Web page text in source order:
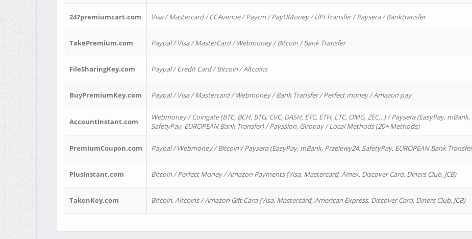
247premiumcart.com Visa / Mastercard / CCAvenue / Paytm / PayUMoney / UPi Transfer / Paysera / Banktransfer
TakePremium.com Paypal / Visa / MasterCard / Webmoney / Bitcoin / Bank Transfer
FileSharingKey.com Paypal / Credit Card / Bitcoin / Altcoins
BuyPremiumKey.com Paypal / Visa / Mastercard / Webmoney / Bank Transfer / Perfect money / Amazon pay
AccountInstant.com
Webmoney / Coingate (BTC, BCH, BTG, CVC, DASH, ETC, ETH, LTC, OMG, ZEC…) / Paysera (EasyPay,
SafetyPay, EUROPEAN Bank Transfer) / Payssion, Giropay / Local Methods (20+ Methods)
PremiumCoupon.com Paypal / Webmoney / Bitcoin / Paysera (EasyPay, mBank, Przelewy24, SafetyPay, EUROPEAN Bank
PlusInstant.com Bitcoin / Perfect Money / Amazon Payments (Visa, Mastercard, Amex, Discover Card, Diners Club, JCB)
TakenKey.com Bitcoin, Altcoins / Amazon Gift Card (Visa, Mastercard, American Express, Discover Card, Diners Club, JCB)